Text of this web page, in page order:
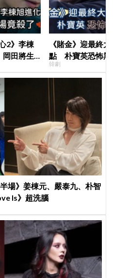
2》李棟
田將生
《賭金》迎最終
點 朴寶英恐怖黑
韓劇
場》姜棟元、嚴泰九、朴智
Is》超洗腦